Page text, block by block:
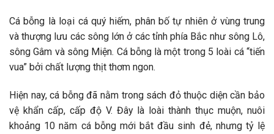
Cá bỗng là loại cá quý hiếm, phân bố tự nhiên ở vùng trung
và thượng lưu các sông lớn ở các tỉnh phía Bắc như sông Lô,
sông Gâm và sông Miện. Cá bỗng là một trong 5 loài cá “tiến
vua” bởi chất lượng thịt thơm ngon.
Hiện nay, cá bỗng đã nằm trong sách đỏ thuộc diện cần bảo
vệ khẩn cấp, cấp độ V. Đây là loài thành thục muộn, nuôi
khoảng 10 năm cá bỗng mới bắt đầu sinh đẻ, nhưng tỷ lệ